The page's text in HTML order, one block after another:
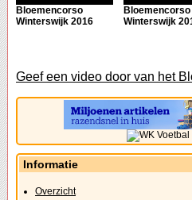
Bloemencorso
Winterswijk 2016
Bloemencorso
Winterswijk
Geef een video door van het
Informatie
Overzicht